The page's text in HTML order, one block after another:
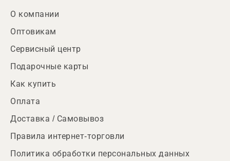
О компании
Оптовикам
Сервисный центр
Подарочные карты
Как купить
Оплата
Доставка / Самовывоз
Правила интернет-торговли
Политика обработки персональных данных